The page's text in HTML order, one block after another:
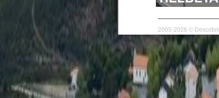
2005-2026 ©